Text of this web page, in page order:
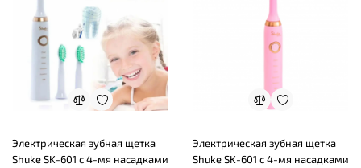
Электрическая зубная щетка
Shuke SK-601 с 4-мя насадками
Электрическая зубная щетка
Shuke SK-601 с 4-мя насадками